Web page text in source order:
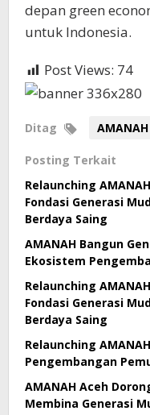
depan green
untuk Indonesia.
Post Views: 74
Ditag AMANAH
Posting Terkait
Relaunching
Fondasi Generasi
Berdaya Saing
AMANAH Bangun
Ekosistem
Relaunching
Fondasi Generasi
Berdaya Saing
Relaunching
Pengembangan
AMANAH Aceh
Membina Generasi